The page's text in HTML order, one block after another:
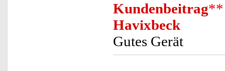
Kundenbeitrag**
Havixbeck
Gutes Gerät